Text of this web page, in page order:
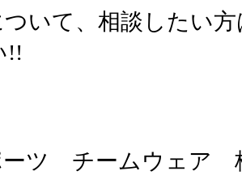
ついて、相談したい
!!
ツ チームウェア